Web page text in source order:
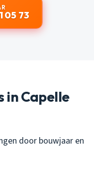
05 73
in Capelle
door bouwjaar en